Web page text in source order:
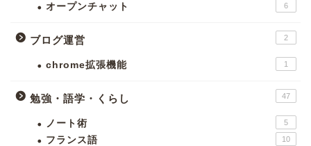
オープンチャット 6
ブログ運営 2
chrome拡張機能 1
勉強・語学・くらし 47
ノート術 5
フランス語 10